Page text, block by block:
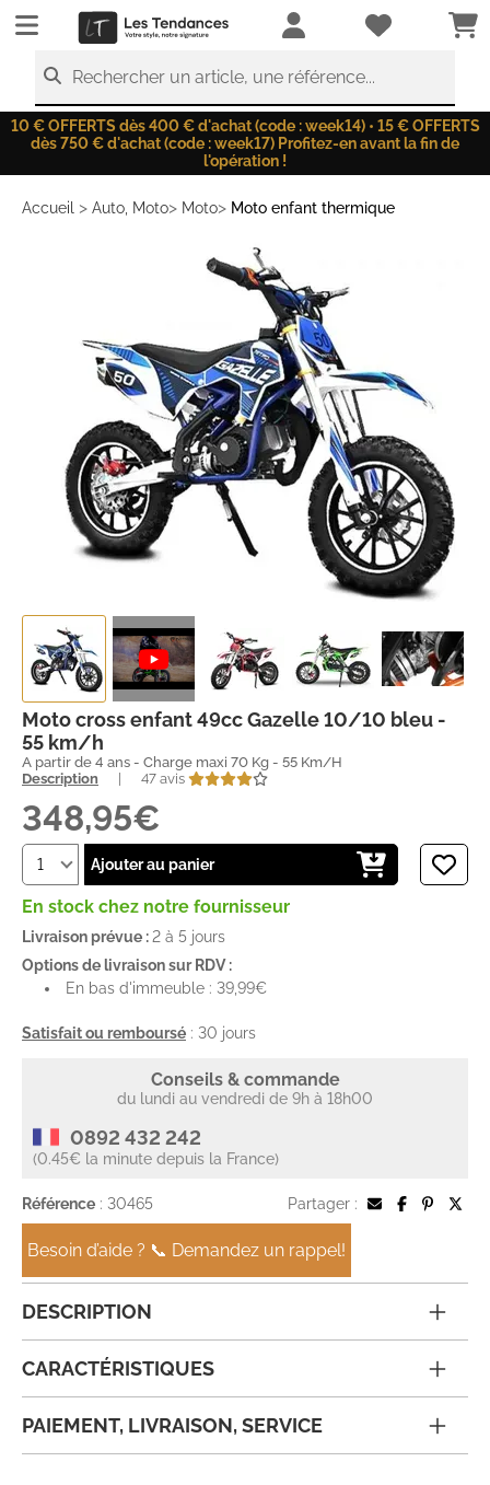
LesTendances.fr
Rechercher un article, une référence...
10 € OFFERTS dès 400 € d'achat (code : week14) • 15 € OFFERTS
dès 750 € d'achat (code : week17) Profitez-en avant la fin de
l'opération !
Accueil > Auto, Moto> Moto> Moto enfant thermique
Moto cross enfant 49cc Gazelle 10/10 bleu -
55 km/h
A partir de 4 ans - Charge maxi 70 Kg - 55 Km/H
Description
47 avis
348,95€
Ajouter au panier
En stock chez notre fournisseur
Livraison prévue :2 à 5 jours
Options de livraison sur RDV :
En bas d'immeuble : 39,99€
Satisfait ou remboursé : 30 jours
Conseils & commande
du lundi au vendredi de 9h à 18h00
0892 432 242
(0.45€ la minute depuis la France)
Référence : 30465 Partager :
Besoin d’aide ? 📞 Demandez un rappel!
DESCRIPTION
CARACTÉRISTIQUES
PAIEMENT, LIVRAISON, SERVICE